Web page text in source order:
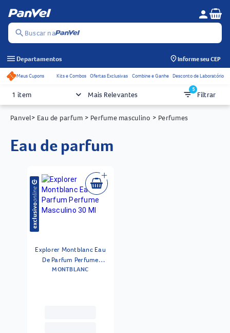
search Buscar na
Menu do
person
menu Departamentos Informe seu CEP
Acessos rápidos do cabeçalho
Meus Cupons Kits e Combos Ofertas Exclusivas Combine e Ganhe Desconto de Laboratório
1 item keyboard_arrow_down Mais Relevantes filter_list5
Filtrar
Panvel> Eau de parfum > Perfume masculino > Perfumes
eau de parfum
Explorer Montblanc Eau
De Parfum Perfume
Masculino 30 Ml
MONTBLANC